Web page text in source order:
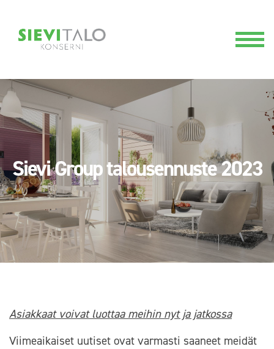
Sievi Group talousennuste 2023
Asiakkaat voivat luottaa meihin nyt ja jatkossa
Viimeaikaiset uutiset ovat varmasti saaneet meidät